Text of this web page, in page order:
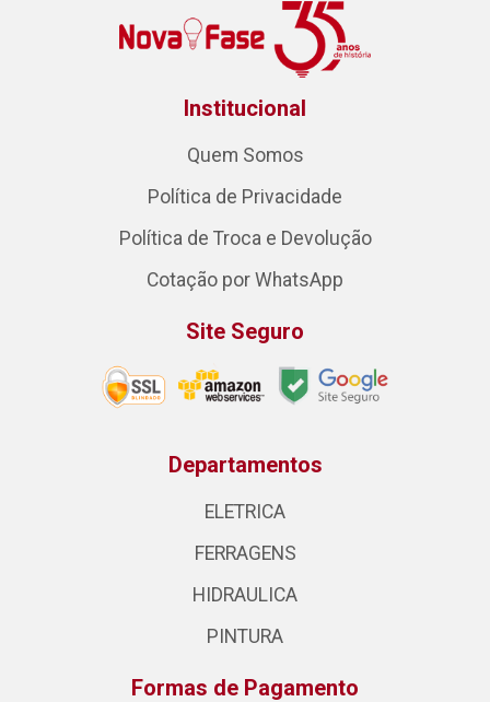
Institucional
Quem Somos
Política de Privacidade
Política de Troca e Devolução
Cotação por WhatsApp
Site Seguro
Departamentos
ELETRICA
FERRAGENS
HIDRAULICA
PINTURA
Formas de Pagamento